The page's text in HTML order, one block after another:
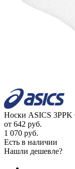
Носки ASICS 3PPK
от 642 руб.
1 070 руб.
Есть в наличии
Нашли дешевле?